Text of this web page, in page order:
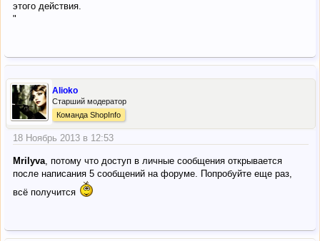
этого действия.
"
Alioko
Старший модератор
Команда ShopInfo
18 Ноябрь 2013 в 12:53
Mrilyva, потому что доступ в личные сообщения открывается
после написания 5 сообщений на форуме. Попробуйте еще раз,
всё получится